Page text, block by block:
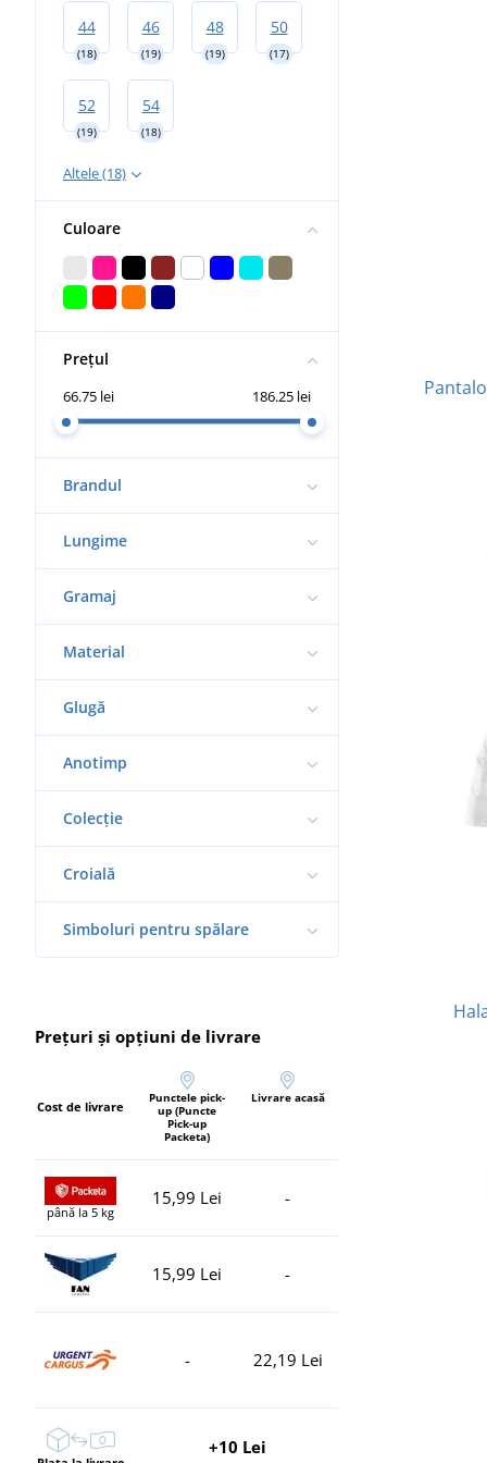
44
(18)
46
(19)
48
(19)
50
(17)
52
(19)
54
(18)
Altele (18)
Culoare
Prețul
66.75 lei 186.25 lei
Brandul
Lungime
Gramaj
Material
Glugă
Anotimp
Colecție
Croială
Simboluri pentru spălare
Prețuri și opțiuni de livrare
Cost de livrare
Punctele pick-
up (Puncte
Pick-up
Packeta)
Livrare acasă
până la 5 kg
15,99 Lei -
15,99 Lei -
- 22,19 Lei
+10 Lei